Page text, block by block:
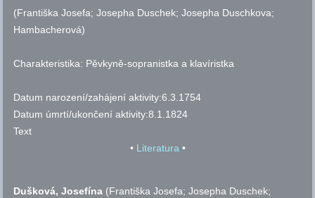
(Františka Josefa; Josepha Duschek; Josepha Duschkova;
Hambacherová)
Charakteristika: Pěvkyně-sopranistka a klavíristka
Datum narození/zahájení aktivity:6.3.1754
Datum úmrtí/ukončení aktivity:8.1.1824
Text
• Literatura•
Dušková,Josefína (Františka Josefa; Josepha Duschek;